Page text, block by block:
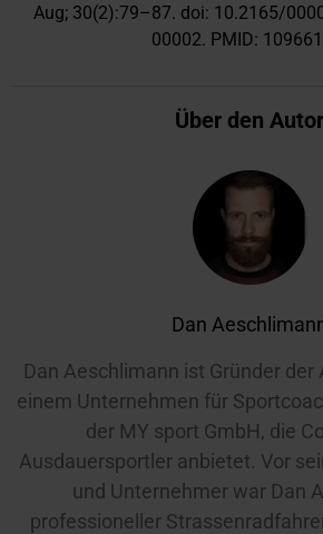
Aug; 30(2):79–87. doi: 10.2165/
00002. PMID:
Über den Autor
Dan
Dan Aeschlimann ist Gründer der
einem Unternehmen für
der MY sport GmbH, die
Ausdauersportler anbietet. Vor
und Unternehmer war Dan
professioneller